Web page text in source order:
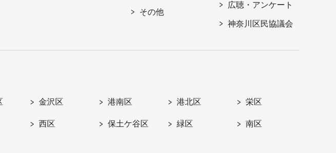
その他
広聴・アンケート
神奈川区民協議会
金沢区 港南区 港北区 栄区
西区 保土ケ谷区 緑区 南区